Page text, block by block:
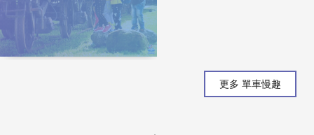
更多 單車慢趣